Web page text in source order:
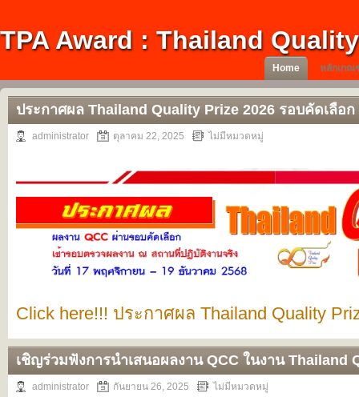
TPA Award : Thailand
หลักเกณ
Home
ประกาศผล Thailand Quality Prize 2026 รอบคัดเลือก
administrator ตุลาคม 22, 2025 ไม่มีหมวดหมู่
Click here!!! ประกาศผล Thailand Quality
เชิญร่วมฟังการนำเสนอผลงาน QCC ในงาน Thailand
เลือกadministrator กันยายน 26, 2025 ไม่มีหมวดหมู่